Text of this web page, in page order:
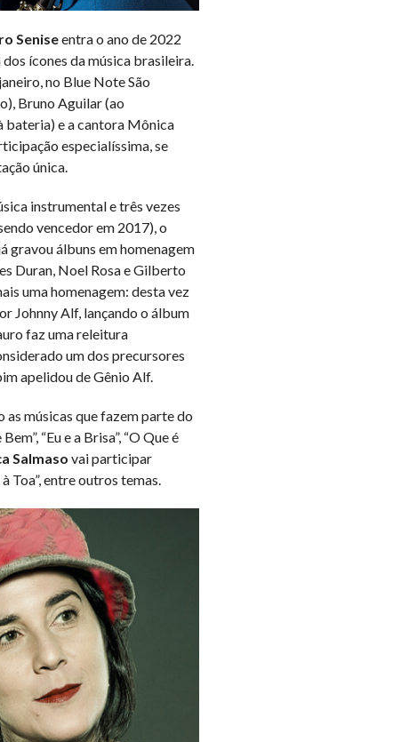
Seniseentra o ano de 2022
ícones da música brasileira.
no Blue Note São
Bruno Aguilar (ao
bateria) e a cantora Mônica
especialíssima, se
única.
instrumental e três vezes
vencedor em 2017), o
gravou álbuns em homenagem
Duran, Noel Rosa e Gilberto
uma homenagem: desta vez
Johnny Alf, lançando o álbum
faz uma releitura
um dos precursores
apelidou de Gênio Alf.
músicas que fazem parte do
“Eu e a Brisa”, “O Que é
Salmaso vai participar
Toa”, entre outros temas.